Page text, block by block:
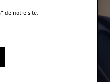
de notre site.